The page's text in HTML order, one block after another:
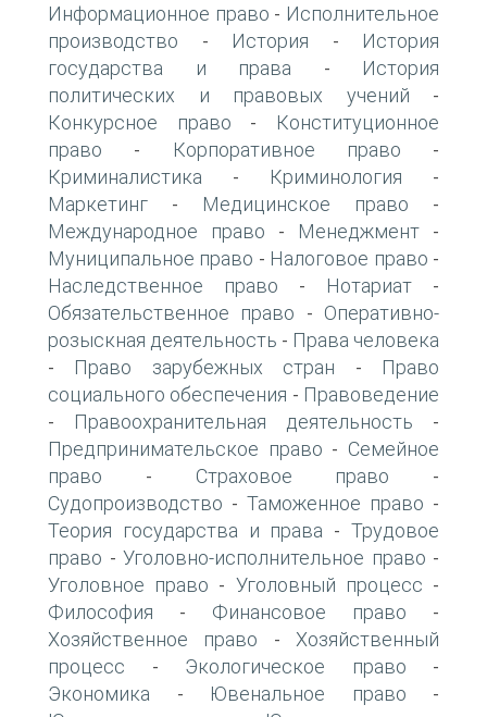
Информационное право - Исполнительное
производство - История -
История
государства и права -
История
политических и правовых учений -
Конкурсное право -
Конституционное
право - Корпоративное право -
Криминалистика - Криминология -
Маркетинг - Медицинское право -
Международное право - Менеджмент -
Муниципальное право - Налоговое право -
Наследственное право - Нотариат -
Обязательственное право - Оперативно-
розыскная деятельность - Права человека
- Право зарубежных стран -
Право
социального обеспечения - Правоведение
- Правоохранительная деятельность -
Предпринимательское право - Семейное
право - Страховое право -
Судопроизводство - Таможенное право -
Теория государства и права -Трудовое
право - Уголовно-исполнительное право -
Уголовное право - Уголовный процесс -
Философия - Финансовое право -
Хозяйственное право - Хозяйственный
процесс - Экологическое право -
Экономика - Ювенальное право -